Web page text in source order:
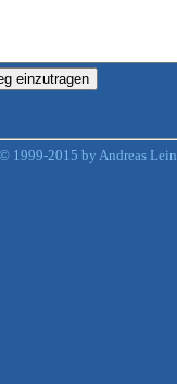
1999-2015 by Andreas Lein